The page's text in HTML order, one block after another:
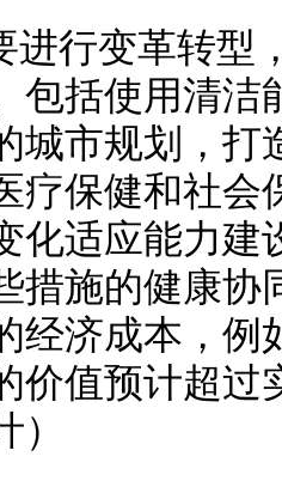
进行变革转型
包括使用清洁
城市规划，打
疗保健和社会
化适应能力建
措施的健康
经济成本，例
价值预计超过